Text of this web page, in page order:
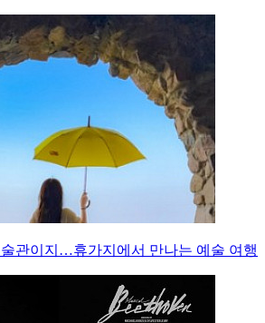
관이지…휴가지에서 만나는 예술 여행